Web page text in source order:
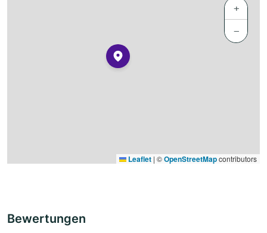
+
−
Leaflet | ©OpenStreetMapcontributors
Bewertungen